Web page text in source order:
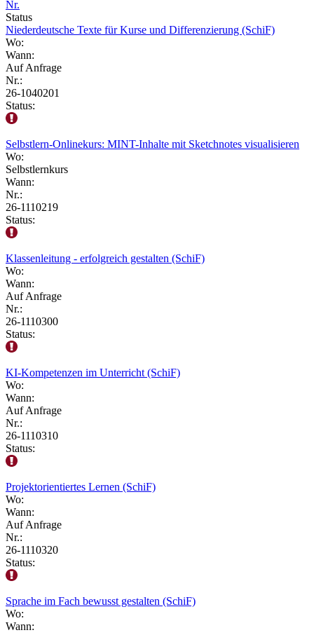
Nr.
Status
Niederdeutsche Texte für Kurse und Differenzierung (SchiF)
Wo:
Wann:
Auf Anfrage
Nr.:
26-1040201
Status:
Selbstlern-Onlinekurs: MINT-Inhalte mit Sketchnotes visualisieren
Wo:
Selbstlernkurs
Wann:
Nr.:
26-1110219
Status:
Klassenleitung - erfolgreich gestalten (SchiF)
Wo:
Wann:
Auf Anfrage
Nr.:
26-1110300
Status:
KI-Kompetenzen im Unterricht (SchiF)
Wo:
Wann:
Auf Anfrage
Nr.:
26-1110310
Status:
Projektorientiertes Lernen (SchiF)
Wo:
Wann:
Auf Anfrage
Nr.:
26-1110320
Status:
Sprache im Fach bewusst gestalten (SchiF)
Wo:
Wann: